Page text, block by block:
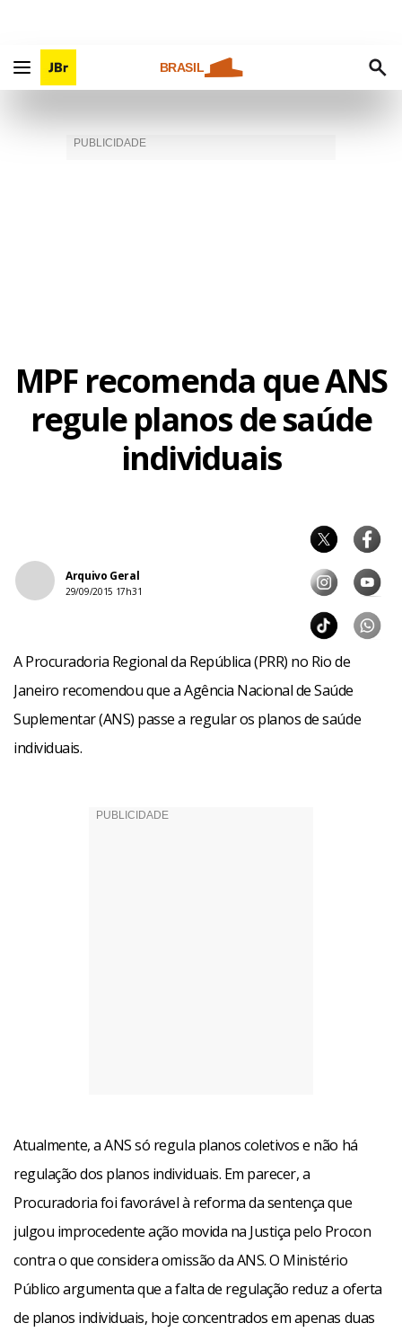
BRASIL
MPF recomenda que ANS
regule planos de saúde
individuais
Arquivo Geral
29/09/2015 17h31
A Procuradoria Regional da República (PRR) no Rio de
Janeiro recomendou que a Agência Nacional de Saúde
Suplementar (ANS) passe a regular os planos de saúde
individuais.
Atualmente, a ANS só regula planos coletivos e não há
regulação dos planos individuais. Em parecer, a
Procuradoria foi favorável à reforma da sentença que
julgou improcedente ação movida na Justiça pelo Procon
contra o que considera omissão da ANS. O Ministério
Público argumenta que a falta de regulação reduz a oferta
de planos individuais, hoje concentrados em apenas duas